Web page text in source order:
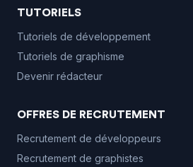
TUTORIELS
Tutoriels de développement
Tutoriels de graphisme
Devenir rédacteur
OFFRES DE RECRUTEMENT
Recrutement de développeurs
Recrutement de graphistes